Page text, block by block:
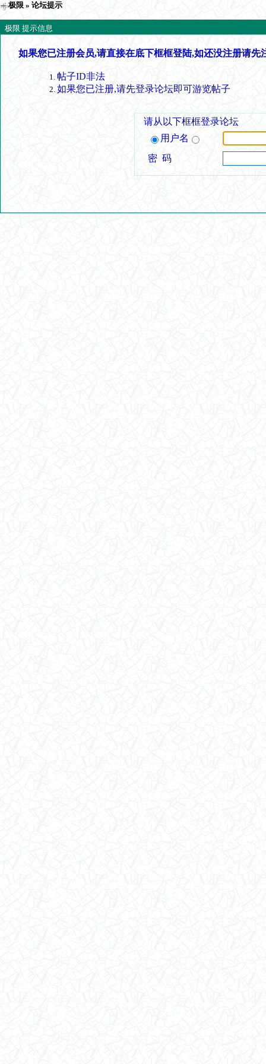
极限 » 论坛提示
极限 提示信息
如果您已注册会员,请直接在底下框框登陆,如还没注册请先
帖子ID非法
如果您已注册,请先登录论坛即可游览帖子
请从以下框框登录论坛
用户名
密 码